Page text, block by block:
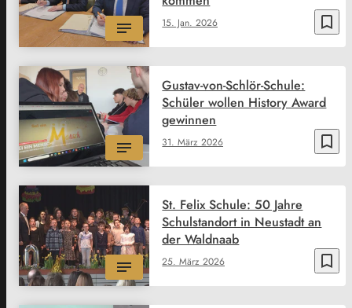
bookmark_border
15. Jan. 2026
bookmark_border
31. März 2026
Gustav-von-Schlör-Schule:
Schüler wollen History Award
gewinnen
bookmark_border
25. März 2026
St. Felix Schule: 50 Jahre
Schulstandort in Neustadt an
der Waldnaab